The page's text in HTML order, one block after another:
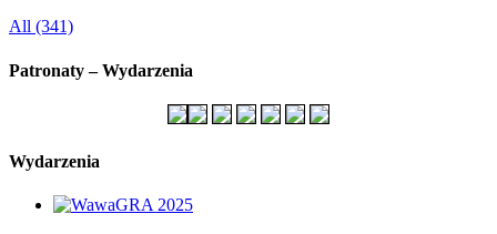
All (341)
Patronaty – Wydarzenia
Wydarzenia